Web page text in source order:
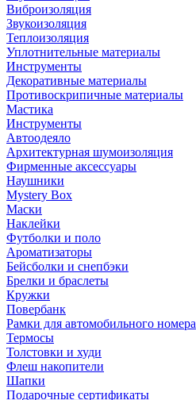
Виброизоляция
Звукоизоляция
Теплоизоляция
Уплотнительные материалы
Инструменты
Декоративные материалы
Противоскрипичные материалы
Мастика
Инструменты
Автоодеяло
Архитектурная шумоизоляция
Фирменные аксессуары
Наушники
Mystery Box
Маски
Наклейки
Футболки и поло
Ароматизаторы
Бейсболки и снепбэки
Брелки и браслеты
Кружки
Повербанк
Рамки для автомобильного номера
Термосы
Толстовки и худи
Флеш накопители
Шапки
Подарочные сертификаты